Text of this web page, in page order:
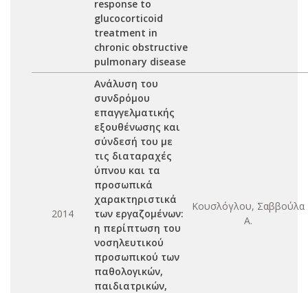
response to
glucocorticoid
treatment in
chronic obstructive
pulmonary disease
2014
Aνάλυση του
συνδρόμου
επαγγελματικής
εξουθένωσης και
σύνδεσή του με
τις διαταραχές
ύπνου και τα
προσωπικά
χαρακτηριστικά
των εργαζομένων:
η περίπτωση του
νοσηλευτικού
προσωπικού των
παθολογικών,
παιδιατρικών,
Κουσλόγλου, Σαββούλα
Α.